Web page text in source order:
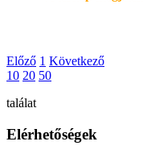
Előző 1 Következő
10 20 50
találat
Elérhetőségek